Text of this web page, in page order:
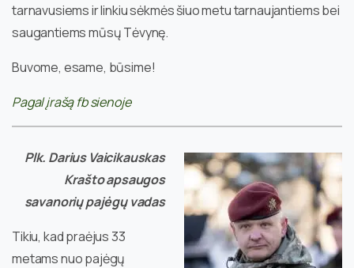
tarnavusiems ir linkiu sėkmės šiuo metu tarnaujantiems bei
saugantiems mūsų Tėvynę.
Buvome, esame, būsime!
Pagal įrašą fb sienoje
Plk. Darius Vaicikauskas
Krašto apsaugos
savanorių pajėgų vadas
Tikiu, kad praėjus 33
metams nuo pajėgų